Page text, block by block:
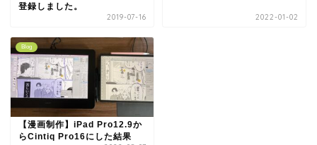
登録しました。
2019-07-16 2022-01-02
Blog
【漫画制作】iPad Pro12.9か
らCintiq Pro16にした結果